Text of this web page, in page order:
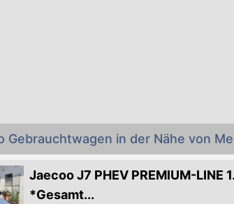
Gebrauchtwagen in der Nähe von
Jaecoo J7 PHEV PREMIUM-LINE
*Gesamt...